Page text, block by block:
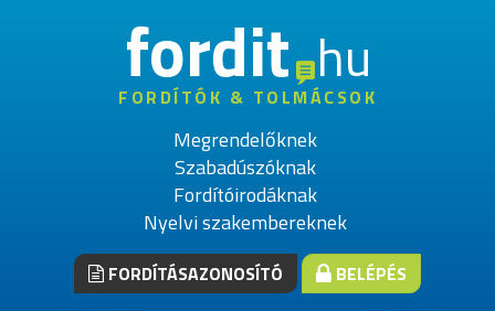
fordithu
FORDÍTÓK & TOLMÁCSOK
Megrendelőknek
Szabadúszóknak
Fordítóirodáknak
Nyelvi szakembereknek
FORDÍTÁSAZONOSÍTÓ BELÉPÉS